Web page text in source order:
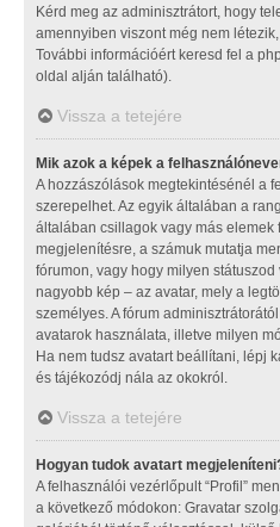
Kérd meg az adminisztrátort, hogy
amennyiben viszont még nem
További információért keresd fel a
oldal alján található).
Vissza a tetejére
Mik azok a képek a
A hozzászólások megtekintésénél a
szerepelhet. Az egyik általában a
általában csillagok vagy más elemek
megjelenítésre, a számuk mutatja
fórumon, vagy hogy milyen
nagyobb kép – az avatar, mely a
személyes. A fórum
avatarok használata, illetve milyen
Ha nem tudsz avatart beállítani, lépj
és tájékozódj nála az okokról.
Vissza a tetejére
Hogyan tudok avatart
A felhasználói vezérlőpult “Profil”
a következő módokon: Gravatar